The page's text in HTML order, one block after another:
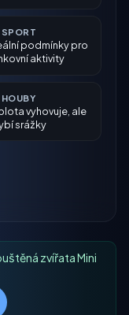
SPORT
podmínky pro
aktivity
HOUBY
vyhovuje, ale
srážky
zvířata Mini